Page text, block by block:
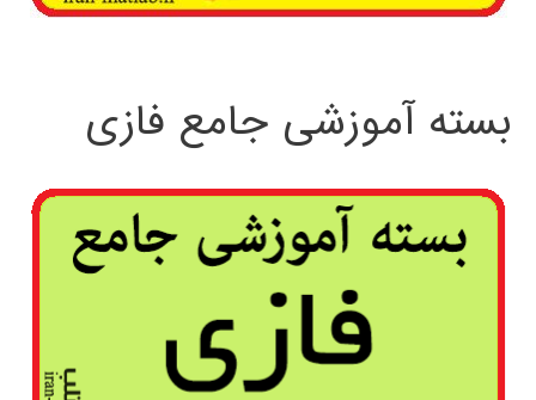
بسته آموزشی جامع فازی